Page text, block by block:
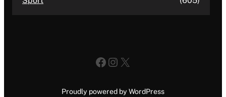
Facebook
Instagram
X
Proudly powered by WordPress